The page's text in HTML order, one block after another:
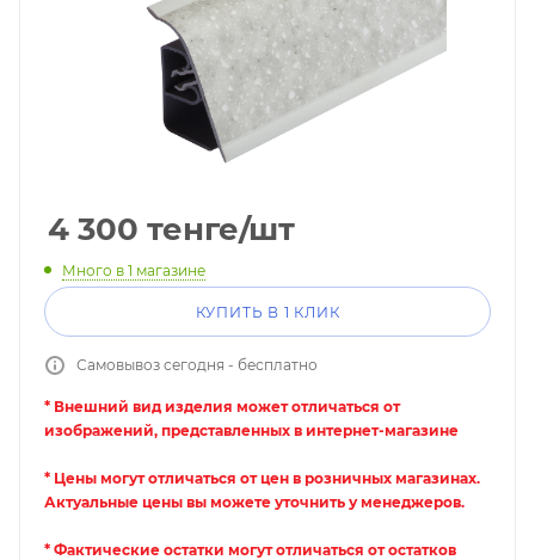
4 300 тенге/шт
Много в 1 магазине
КУПИТЬ В 1 КЛИК
Самовывоз сегодня - бесплатно
* Внешний вид изделия может отличаться от
изображений, представленных в интернет-магазине
* Цены могут отличаться от цен в розничных магазинах.
Актуальные цены вы можете уточнить у менеджеров.
* Фактические остатки могут отличаться от остатков